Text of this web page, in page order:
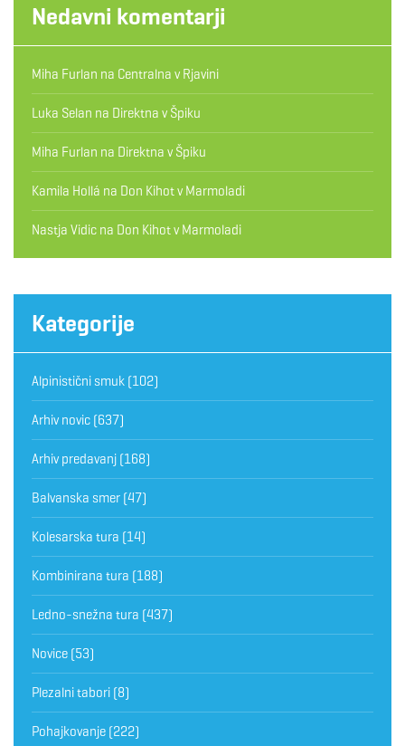
Nedavni komentarji
Miha Furlan na Centralna v Rjavini
Luka Selan na Direktna v Špiku
Miha Furlan na Direktna v Špiku
Kamila Hollá na Don Kihot v Marmoladi
Nastja Vidic na Don Kihot v Marmoladi
Kategorije
Alpinistični smuk (102)
Arhiv novic (637)
Arhiv predavanj (168)
Balvanska smer (47)
Kolesarska tura (14)
Kombinirana tura (188)
Ledno-snežna tura (437)
Novice (53)
Plezalni tabori (8)
Pohajkovanje (222)